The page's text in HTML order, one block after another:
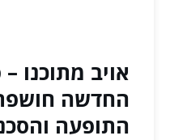
אויב מתוכנו
החדשה
התופעה